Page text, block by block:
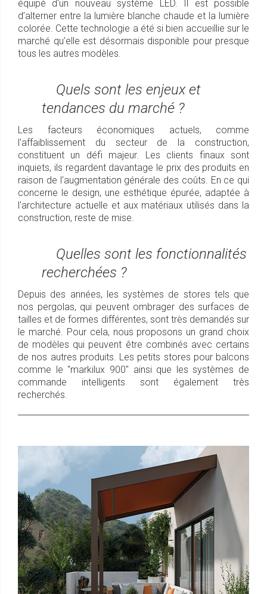
équipé d'un nouveau système LED. Il est possible
d’alterner entre la lumière blanche chaude et la lumière
colorée. Cette technologie a été si bien accueillie sur le
marché qu’elle est désormais disponible pour presque
tous les autres modèles.
Quels sont les enjeux et
tendances du marché ?
Les facteurs économiques actuels, comme
l'affaiblissement du secteur de la construction,
constituent un défi majeur. Les clients finaux sont
inquiets, ils regardent davantage le prix des produits en
raison de l'augmentation générale des coûts. En ce qui
concerne le design, une esthétique épurée, adaptée à
l'architecture actuelle et aux matériaux utilisés dans la
construction, reste de mise.
Quelles sont les fonctionnalités
recherchées ?
Depuis des années, les systèmes de stores tels que
nos pergolas, qui peuvent ombrager des surfaces de
tailles et de formes différentes, sont très demandés sur
le marché. Pour cela, nous proposons un grand choix
de modèles qui peuvent être combinés avec certains
de nos autres produits. Les petits stores pour balcons
comme le "markilux 900" ainsi que les systèmes de
commande intelligents sont également très
recherchés.